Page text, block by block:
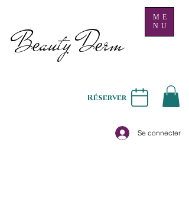
Beauty Derm
ME
NU
Se connecter
Réserver